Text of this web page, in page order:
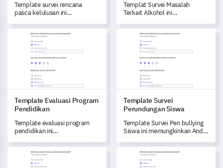
Template survei rencana
pasca kelulusan ini
mendapatkan pemahaman
yang lebih dalam tentang
aspirasi karier dan kebutuhan
mahasiswa Anda setelah lulus.
Templat Survei Masalah
Terkait Alkohol ini
mengukur dampak masalah
terkait alkohol pada individu
dan masyarakat.
Template Evaluasi Program Pendidikan
Template Evaluasi Program
Pendidikan
Template evaluasi program
pendidikan ini
mengukur keberhasilan
program pendidikan Anda dan
memahami persepsi peserta.
Template Survei
Template Survei
Perundungan Siswa
Template Survei Pen bullying
Siswa ini memungkinkan Anda
lingkungan sekolah siswa dan
pengalaman pen bullying.
Template Umpan Balik Relawan Penampungan Hewan
Template Formulir Komitmen